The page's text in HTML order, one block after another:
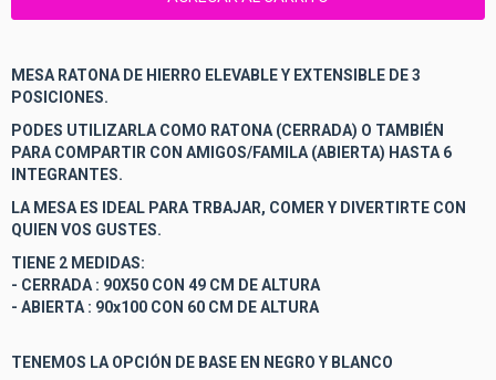
MESA RATONA DE HIERRO ELEVABLE Y EXTENSIBLE DE 3
POSICIONES.
PODES UTILIZARLA COMO RATONA (CERRADA) O TAMBIÉN
PARA COMPARTIR CON AMIGOS/FAMILA (ABIERTA) HASTA 6
INTEGRANTES.
LA MESA ES IDEAL PARA TRBAJAR, COMER Y DIVERTIRTE CON
QUIEN VOS GUSTES.
TIENE 2 MEDIDAS:
- CERRADA : 90X50 CON 49 CM DE ALTURA
- ABIERTA : 90x100 CON 60 CM DE ALTURA
TENEMOS LA OPCIÓN DE BASE EN NEGRO Y BLANCO